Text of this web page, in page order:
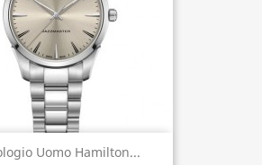
Uomo Hamilton...